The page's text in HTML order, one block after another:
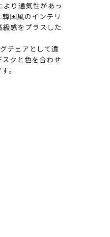
り通気性があっ
国風のインテリ
感をプラスした
チェアとして違
クと色を合わせ
。